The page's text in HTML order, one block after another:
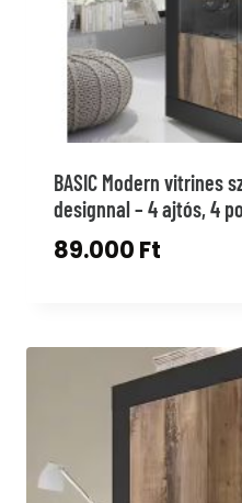
BASIC Modern vitrines
designnal – 4 ajtós, 4
89.000 Ft